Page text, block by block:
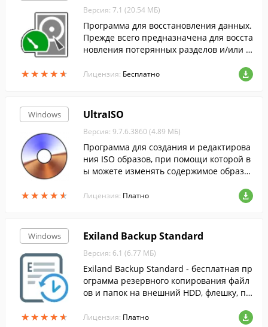
★★★★★
★★★★★
Версия: 7.1 (20.54 МБ)
Программа для восстановления данных.
Прежде всего предназначена для восста
новления потерянных разделов и/или в
ков.
Лицензия: Бесплатно
Windows
★★★★★
★★★★★
UltraISO
Версия: 9.7.6.3860 (4.89 МБ)
Программа для создания и редактирова
ния ISO образов, при помощи которой в
ы можете изменять содержимое образо
ь ISO-файлы с жесткого диска.
Лицензия: Платно
Windows
★★★★★
★★★★★
Exiland Backup Standard
Версия: 6.1 (6.77 МБ)
Exiland Backup Standard - бесплатная пр
ограмма резервного копирования файл
ов и папок на внешний HDD, флешку, по
Лицензия: Платно